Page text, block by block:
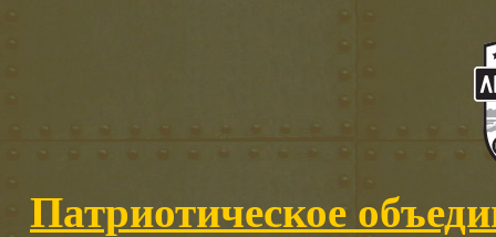
Патриотическое